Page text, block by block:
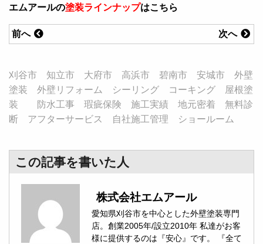
エムアールの塗装ラインナップはこちら
次へ
前へ
刈谷市 知立市 大府市 高浜市 碧南市 安城市 外壁
塗装 外壁リフォーム シーリング コーキング 屋根塗
装 防水工事 瑕疵保険 施工実績 地元密着 無料診
断 アフターサービス 自社施工管理 ショールーム
この記事を書いた人
株式会社エムアール
愛知県刈谷市を中心とした外壁塗装専門
店。創業2005年/設立2010年 私達がお客
様に提供するのは『安心』です。 『全て